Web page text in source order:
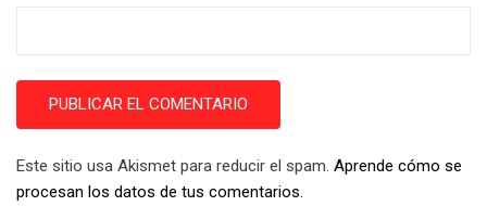
Este sitio usa Akismet para reducir el spam. Aprende cómo se
procesan los datos de tus comentarios.